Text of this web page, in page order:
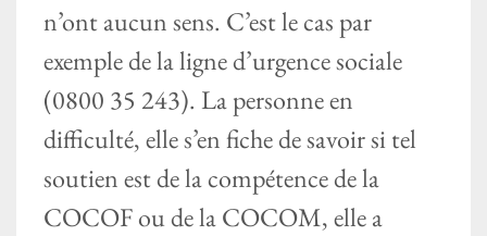
n’ont aucun sens. C’est le cas par
exemple de la ligne d’urgence sociale
(0800 35 243). La personne en
difficulté, elle s’en fiche de savoir si tel
soutien est de la compétence de la
COCOF ou de la COCOM, elle a